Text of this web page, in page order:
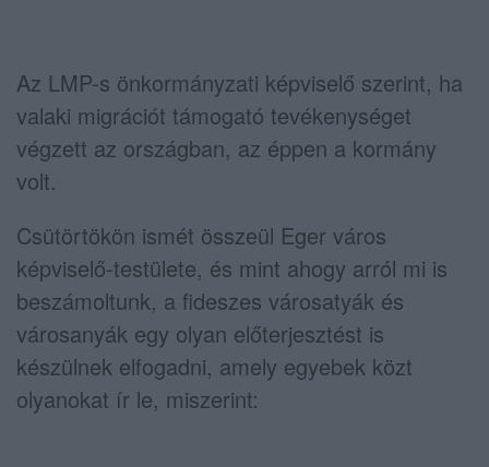
Az LMP-s önkormányzati képviselő szerint, ha
valaki migrációt támogató tevékenységet
végzett az országban, az éppen a kormány
volt.
Csütörtökön ismét összeül Eger város
képviselő-testülete, és mint ahogy arról mi is
beszámoltunk, a fideszes városatyák és
városanyák egy olyan előterjesztést is
készülnek elfogadni, amely egyebek közt
olyanokat ír le, miszerint: